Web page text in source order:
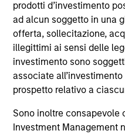
prodotti d’investimento
ad alcun soggetto in una
offerta, sollecitazione,
illegittimi ai sensi delle
investimento sono
associate
prospetto relativo a
Sono inoltre consapevole
Investment Management
SEDI
59